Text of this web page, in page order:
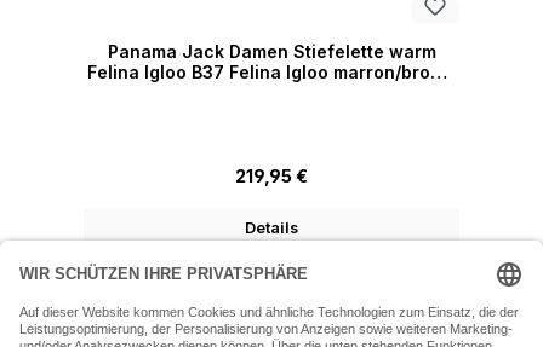
Panama Jack Damen Stiefelette warm
Felina Igloo B37 Felina Igloo marron/brown
Regulärer Preis:
219,95 €
Details
07243 54050 (Mo-Fr: 9.30 - 18:30 Uhr Sa: 9:30 - 16 Uhr)